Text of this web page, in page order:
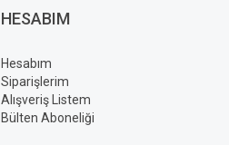
HESABIM
Hesabım
Siparişlerim
Alışveriş Listem
Bülten Aboneliği